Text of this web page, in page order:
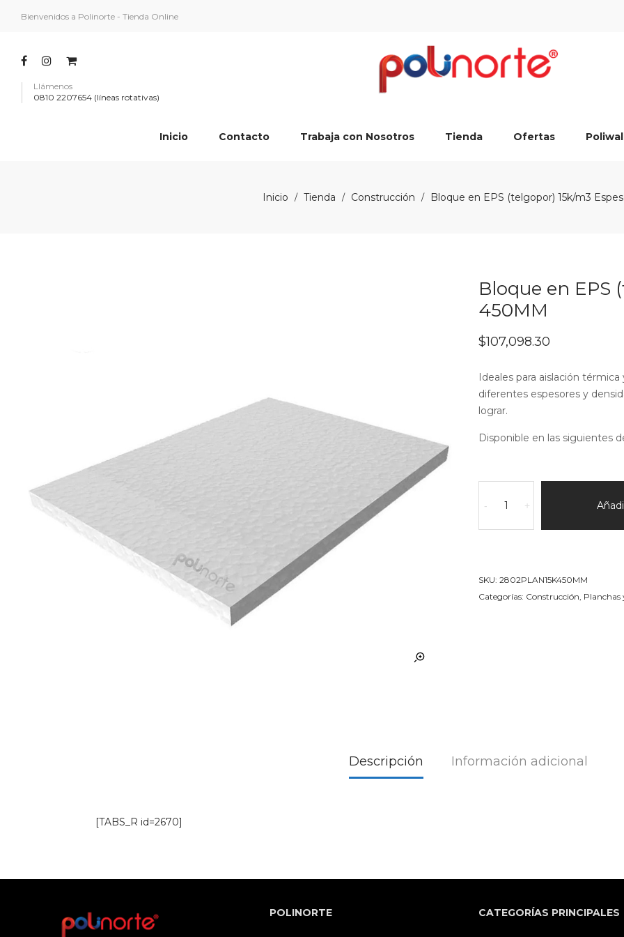
Bienvenidos a Polinorte - Tienda Online
Llámenos
0810 2207654 (líneas rotativas)
Inicio Contacto Trabaja con Nosotros Tienda Ofertas
Inicio / Tienda / Construcción / Bloque en EPS (telgopor) 15k/m3
Bloque en EPS
450MM
$107,098.30
Ideales para aislación
diferentes espesores y
lograr.
Disponible en las siguientes
-
en
+
SKU: 2802PLAN15K450MM
Categorías: Construcción Planchas
Descripción Información adicional
[TABS_R id=2670]
POLINORTE CATEGORÍAS PRINCIPALES